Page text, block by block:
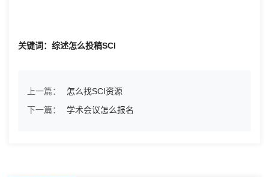
关键词：综述怎么投稿SCI
上一篇：
怎么找SCI资源
下一篇：
学术会议怎么报名